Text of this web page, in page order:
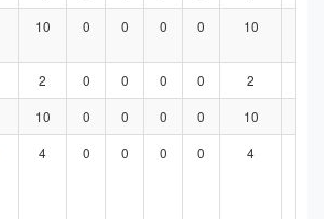
10 0 0 0 0 10
2 0 0 0 0 2
10 0 0 0 0 10
4 0 0 0 0 4